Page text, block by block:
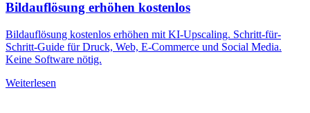
Bildauflösung erhöhen kostenlos
Bildauflösung kostenlos erhöhen mit KI-Upscaling. Schritt-für-
Schritt-Guide für Druck, Web, E-Commerce und Social Media.
Keine Software nötig.
Weiterlesen